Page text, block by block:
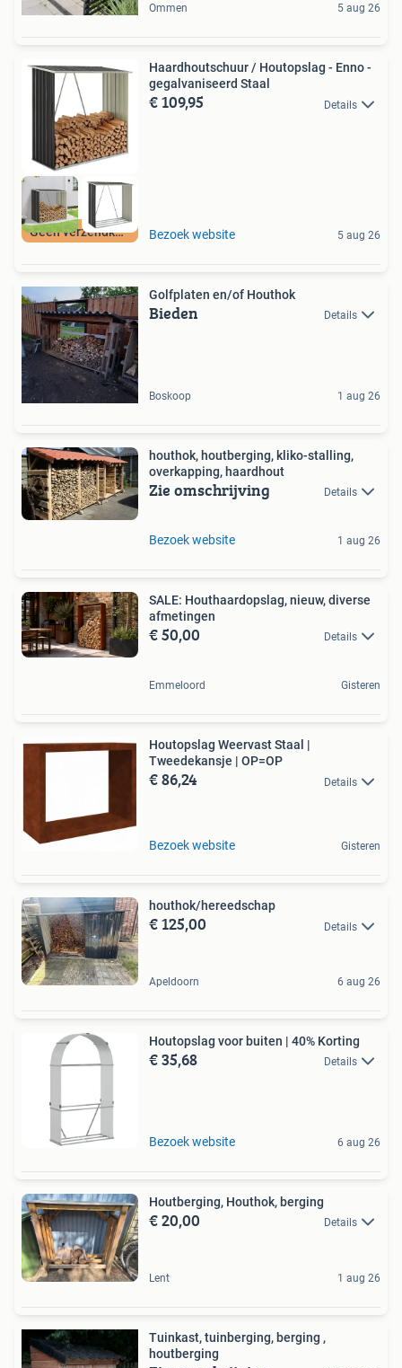
Ommen 5 aug 26
Geen verzendkosten
Haardhoutschuur / Houtopslag - Enno -
gegalvaniseerd Staal
€ 109,95 Details
Bezoek website 5 aug 26
Golfplaten en/of Houthok
Bieden Details
Boskoop 1 aug 26
houthok, houtberging, kliko-stalling,
overkapping, haardhout
Zie omschrijving Details
Bezoek website 1 aug 26
SALE: Houthaardopslag, nieuw, diverse
afmetingen
€ 50,00 Details
Emmeloord Gisteren
Houtopslag Weervast Staal |
Tweedekansje | OP=OP
€ 86,24 Details
Bezoek website Gisteren
houthok/hereedschap
€ 125,00 Details
Apeldoorn 6 aug 26
Houtopslag voor buiten | 40% Korting
€ 35,68 Details
Bezoek website 6 aug 26
Houtberging, Houthok, berging
€ 20,00 Details
Lent 1 aug 26
Tuinkast, tuinberging, berging ,
houtberging